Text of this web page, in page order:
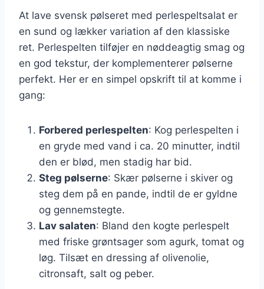
At lave svensk pølseret med perlespeltsalat er
en sund og lækker variation af den klassiske
ret. Perlespelten tilføjer en nøddeagtig smag og
en god tekstur, der komplementerer pølserne
perfekt. Her er en simpel opskrift til at komme i
gang:
Forbered perlespelten: Kog perlespelten i
en gryde med vand i ca. 20 minutter, indtil
den er blød, men stadig har bid.
Steg pølserne: Skær pølserne i skiver og
steg dem på en pande, indtil de er gyldne
og gennemstegte.
Lav salaten: Bland den kogte perlespelt
med friske grøntsager som agurk, tomat og
løg. Tilsæt en dressing af olivenolie,
citronsaft, salt og peber.